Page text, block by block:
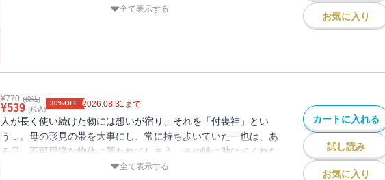
のは、帯の付喪神・桐葉だった！！ アクションありラブコメあ
全て表示する
お気に入り
¥770 (税込)
¥539 (税込)
30%OFF 2026.08.31 まで
人が長く使い続けた物には想いが宿り、それを「付喪神」とい
う…。母の形見の帯を大事にし、常に持ち歩いていた一也は、あ
る日、不可思議な物体に襲われてしまう。その時に助けてくれた
のは、帯の付喪神・桐葉だった！！ アクションありラブコメあ
全て表示する
カートに入れる
試し読み
お気に入り